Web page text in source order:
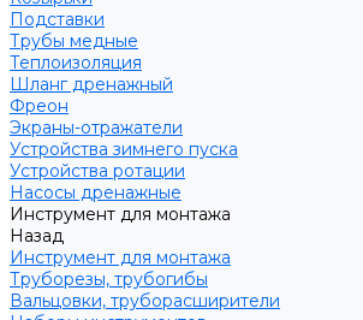
Подставки
Трубы медные
Теплоизоляция
Шланг дренажный
Фреон
Экраны-отражатели
Устройства зимнего пуска
Устройства ротации
Насосы дренажные
Инструмент для монтажа
Назад
Инструмент для монтажа
Труборезы, трубогибы
Вальцовки, труборасширители